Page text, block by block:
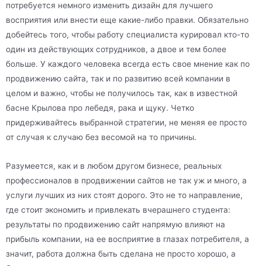
потребуется немного изменить дизайн для лучшего
восприятия или внести еще какие-либо правки. Обязательно
добейтесь того, чтобы работу специалиста курировал кто-то
один из действующих сотрудников, а двое и тем более
больше. У каждого человека всегда есть свое мнение как по
продвижению сайта, так и по развитию всей компании в
целом и важно, чтобы не получилось так, как в известной
басне Крылова про лебедя, рака и щуку. Четко
придерживайтесь выбранной стратегии, не меняя ее просто
от случая к случаю без весомой на то причины.
Разумеется, как и в любом другом бизнесе, реальных
профессионалов в продвижении сайтов не так уж и много, а
услуги лучших из них стоят дорого. Это не то направление,
где стоит экономить и привлекать вчерашнего студента:
результаты по продвижению сайт напрямую влияют на
прибыль компании, на ее восприятие в глазах потребителя, а
значит, работа должна быть сделана не просто хорошо, а